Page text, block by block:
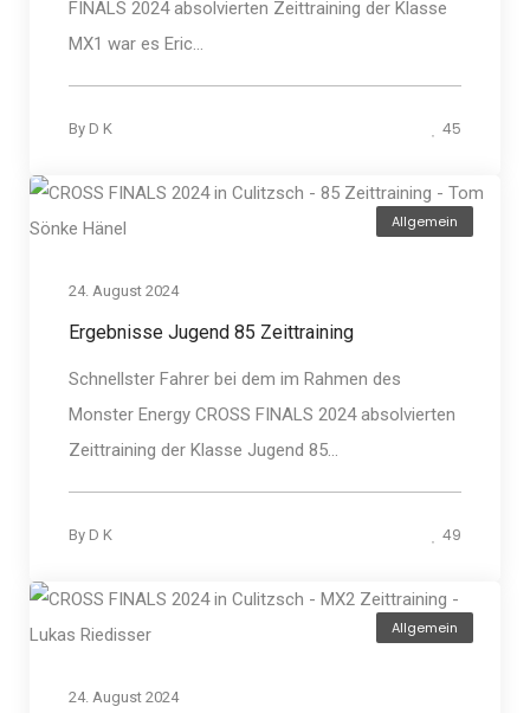
FINALS 2024 absolvierten Zeittraining der Klasse
MX1 war es Eric...
By D K 45
Allgemein
24. August 2024
Ergebnisse Jugend 85 Zeittraining
Schnellster Fahrer bei dem im Rahmen des
Monster Energy CROSS FINALS 2024 absolvierten
Zeittraining der Klasse Jugend 85...
By D K 49
Allgemein
24. August 2024